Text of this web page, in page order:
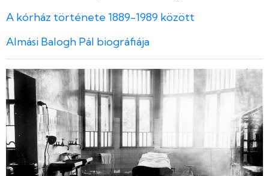
A kórház története 1889-1989 között
Almási Balogh Pál biográfiája